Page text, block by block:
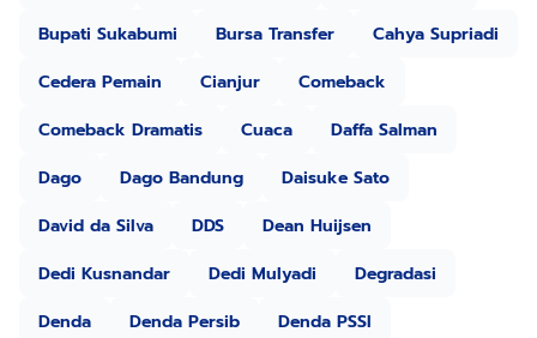
Bupati Sukabumi Bursa Transfer
Cahya Supriadi
Cedera Pemain
Cianjur
Comeback
Comeback Dramatis
Cuaca
Daffa Salman
Dago
Dago Bandung
Daisuke Sato
David da Silva
DDS
Dean Huijsen
Dedi Kusnandar
Dedi Mulyadi
Degradasi
Denda
Denda Persib
Denda PSSI